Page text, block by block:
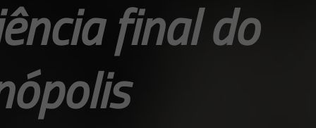
final do